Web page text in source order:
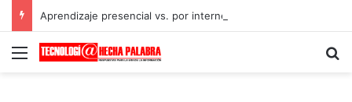
Aprendizaje presencial vs. por internet
Menú